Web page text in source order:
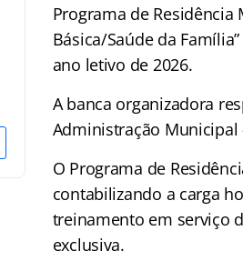
Programa de
Básica/Saúde da
ano letivo de 2026.
A banca organizadora
Administração Municipal
O Programa de
contabilizando a carga
treinamento em serviço
exclusiva.